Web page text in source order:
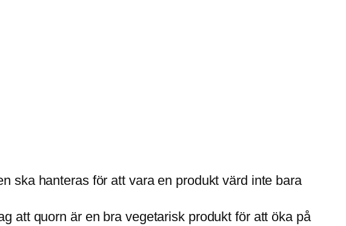
ska hanteras för att vara en produkt värd inte bara
att quorn är en bra vegetarisk produkt för att öka på